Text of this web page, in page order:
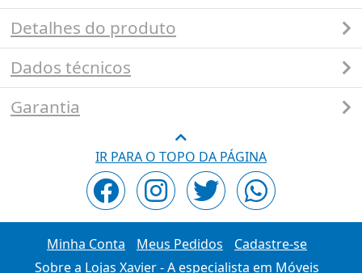
Detalhes do produto
Dados técnicos
Garantia
IR PARA O TOPO DA PÁGINA
Minha Conta Meus Pedidos
Cadastre-se
Sobre a Lojas Xavier - A especialista em Móveis